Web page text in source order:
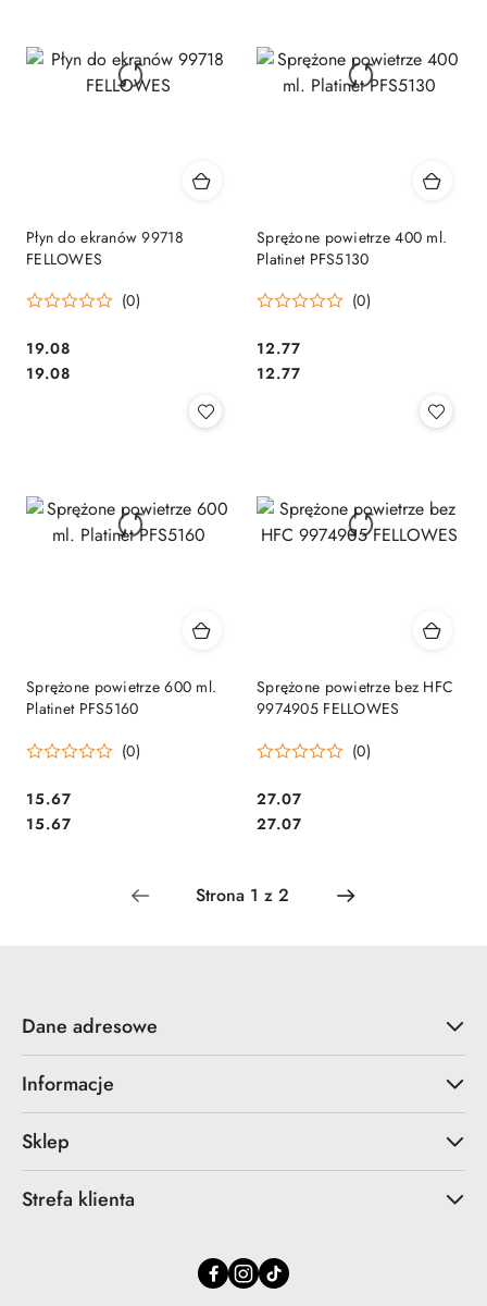
Płyn do ekranów 99718
FELLOWES
(0)
Cena:
19.08
Cena:
19.08
Sprężone powietrze 400 ml.
Platinet PFS5130
(0)
Cena:
12.77
Cena:
12.77
Sprężone powietrze 600 ml.
Platinet PFS5160
(0)
Cena:
15.67
Cena:
15.67
Sprężone powietrze bez HFC
9974905 FELLOWES
(0)
Cena:
27.07
Cena:
27.07
Dane adresowe
Informacje
Sklep
Strefa klienta